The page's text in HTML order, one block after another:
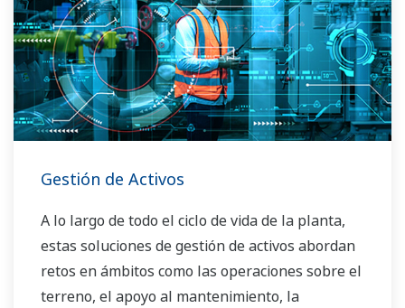
Gestión de Activos
A lo largo de todo el ciclo de vida de la planta,
estas soluciones de gestión de activos abordan
retos en ámbitos como las operaciones sobre el
terreno, el apoyo al mantenimiento, la